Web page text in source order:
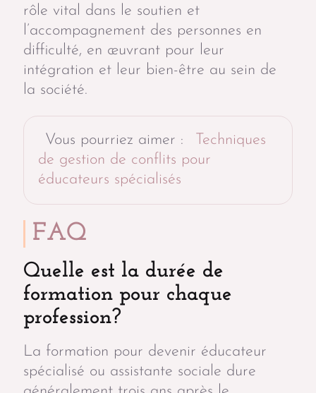
rôle vital dans le soutien et
l’accompagnement des personnes en
difficulté, en œuvrant pour leur
intégration et leur bien-être au sein de
la société.
Vous pourriez aimer :
Techniques
de gestion de conflits pour
éducateurs spécialisés
FAQ
Quelle est la durée de
formation pour chaque
profession?
La formation pour devenir éducateur
spécialisé ou assistante sociale dure